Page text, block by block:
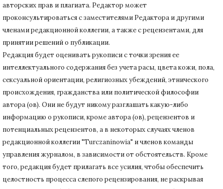
авторских прав и плагиата. Редактор может
проконсультироваться с заместителями Редактора и другими
членами редакционной коллегии, а также с рецензентами, для
принятии решений о публикации.
Редакция будет оценивать рукописи с точки зрения ее
интеллектуального содержания без учета расы, цвета кожи, пола,
сексуальной ориентации, религиозных убеждений, этнического
происхождения, гражданства или политической философии
автора (ов). Они не будут никому разглашать какую-либо
информацию о рукописи, кроме автора (ов), рецензентов и
потенциальных рецензентов, а в некоторых случаях членов
редакционной коллегии "Turczaninowia" и членов команды
управления журналом, в зависимости от обстоятельств. Кроме
того, редакция будет прилагать все усилия, чтобы обеспечить
целостность процесса слепого рецензирования, не раскрывая